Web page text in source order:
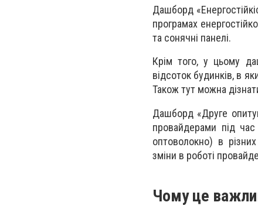
Дашборд
програмах
та сонячні панелі.
Крім того, у цьому
відсоток будинків, в
Також тут можна
Дашборд «Друге
провайдерами під час
оптоволокно) в
зміни в роботі
Чому це